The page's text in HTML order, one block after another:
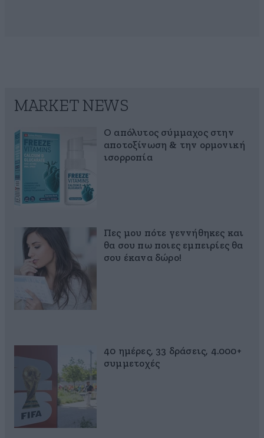
MARKET NEWS
Ο απόλυτος σύμμαχος στην
αποτοξίνωση & την ορμονική
ισορροπία
Πες μου πότε γεννήθηκες και
θα σου πω ποιες εμπειρίες θα
σου έκανα δώρο!
40 ημέρες, 33 δράσεις, 4.000+
συμμετοχές